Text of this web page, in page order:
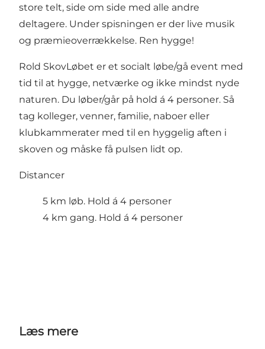
store telt, side om side med alle andre
deltagere. Under spisningen er der live musik
og præmieoverrækkelse. Ren hygge!
Rold SkovLøbet er et socialt løbe/gå event med
tid til at hygge, netværke og ikke mindst nyde
naturen. Du løber/går på hold á 4 personer. Så
tag kolleger, venner, familie, naboer eller
klubkammerater med til en hyggelig aften i
skoven og måske få pulsen lidt op.
Distancer
5 km løb. Hold á 4 personer
4 km gang. Hold á 4 personer
Læs mere